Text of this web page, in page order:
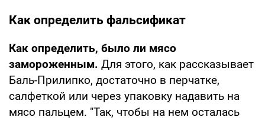
Как определить фальсификат
Как определить, было ли мясо
замороженным. Для этого, как рассказывает
Баль-Прилипко, достаточно в перчатке,
салфеткой или через упаковку надавить на
мясо пальцем. "Так, чтобы на нем осталась